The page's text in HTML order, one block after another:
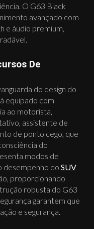
O G63 Black
avançado com
e áudio premium,
De
do design do
equipado com
ao motorista,
assistente de
de ponto cego, que
do
modos de
desempenho doSUV
proporcionando
robusta do G63
garantem que
e segurança.